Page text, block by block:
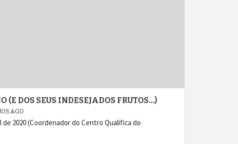
(E DOS SEUS INDESEJADOS FRUTOS…)
AGO
2020 (Coordenador do Centro Qualifica do